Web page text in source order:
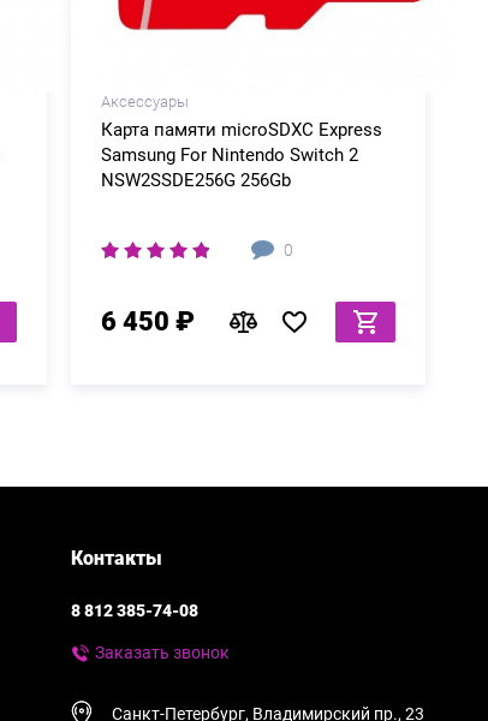
Аксессуары
Карта памяти microSDXC Express
Samsung For Nintendo Switch 2
NSW2SSDE256G 256Gb
0
6 450 ₽
Контакты
8 812 385-74-08
Заказать звонок
Санкт-Петербург, Владимирский пр., 23